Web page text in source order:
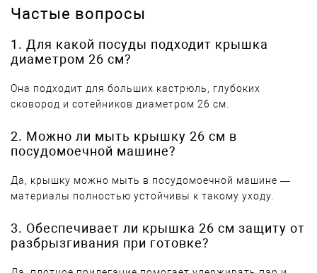
Частые вопросы
1. Для какой посуды подходит крышка
диаметром 26 см?
Она подходит для больших кастрюль, глубоких
сковород и сотейников диаметром 26 см.
2. Можно ли мыть крышку 26 см в
посудомоечной машине?
Да, крышку можно мыть в посудомоечной машине —
материалы полностью устойчивы к такому уходу.
3. Обеспечивает ли крышка 26 см защиту от
разбрызгивания при готовке?